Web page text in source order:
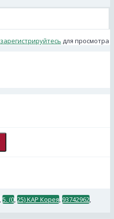
зарегистрируйтесь для просмотра
5. (0 25) KAP Корея 93742962